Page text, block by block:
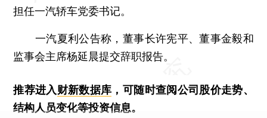
担任一汽轿车党委书记。
一汽夏利公告称，董事长许宪平、董事金毅和
监事会主席杨延晨提交辞职报告。
推荐进入财新数据库 ，可随时查阅公司股价走势、
结构人员变化等投资信息。